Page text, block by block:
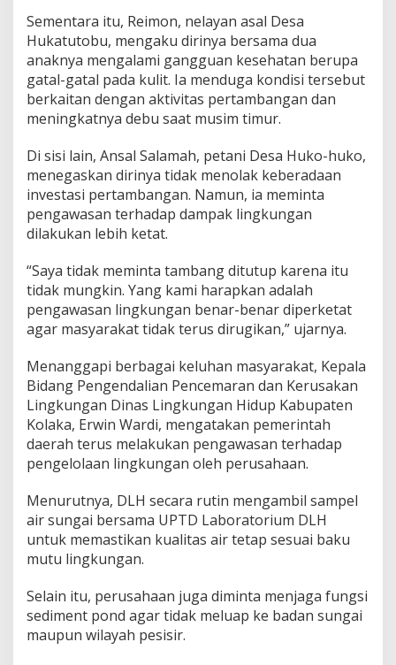
Sementara itu, Reimon, nelayan asal Desa
Hukatutobu, mengaku dirinya bersama dua
anaknya mengalami gangguan kesehatan berupa
gatal-gatal pada kulit. Ia menduga kondisi tersebut
berkaitan dengan aktivitas pertambangan dan
meningkatnya debu saat musim timur.
Di sisi lain, Ansal Salamah, petani Desa Huko-huko,
menegaskan dirinya tidak menolak keberadaan
investasi pertambangan. Namun, ia meminta
pengawasan terhadap dampak lingkungan
dilakukan lebih ketat.
“Saya tidak meminta tambang ditutup karena itu
tidak mungkin. Yang kami harapkan adalah
pengawasan lingkungan benar-benar diperketat
agar masyarakat tidak terus dirugikan,” ujarnya.
Menanggapi berbagai keluhan masyarakat, Kepala
Bidang Pengendalian Pencemaran dan Kerusakan
Lingkungan Dinas Lingkungan Hidup Kabupaten
Kolaka, Erwin Wardi, mengatakan pemerintah
daerah terus melakukan pengawasan terhadap
pengelolaan lingkungan oleh perusahaan.
Menurutnya, DLH secara rutin mengambil sampel
air sungai bersama UPTD Laboratorium DLH
untuk memastikan kualitas air tetap sesuai baku
mutu lingkungan.
Selain itu, perusahaan juga diminta menjaga fungsi
sediment pond agar tidak meluap ke badan sungai
maupun wilayah pesisir.